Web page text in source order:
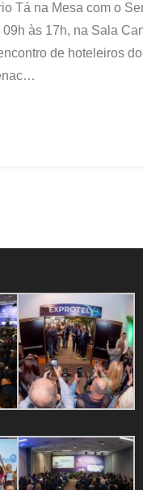
Tá na Mesa com o
às 17h, na Sala
de hoteleiros
…